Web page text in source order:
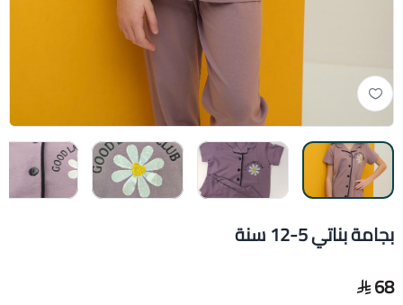
بجامة بناتي 5-12 سنة
68